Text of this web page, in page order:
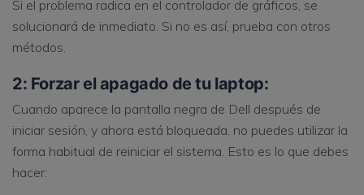
Si el problema radica en el controlador de gráficos, se
solucionará de inmediato. Si no es así, prueba con otros
métodos.
2: Forzar el apagado de tu laptop:
Cuando aparece la pantalla negra de Dell después de
iniciar sesión, y ahora está bloqueada, no puedes utilizar la
forma habitual de reiniciar el sistema. Esto es lo que debes
hacer: